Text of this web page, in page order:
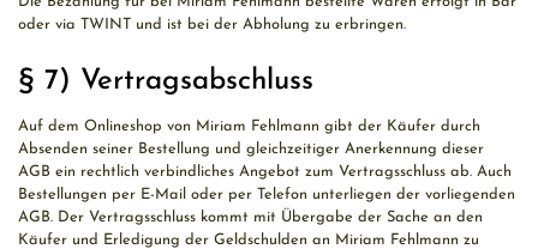
oder via TWINT und ist bei der Abholung zu erbringen.
§ 7) Vertragsabschluss
Auf dem Onlineshop von Miriam Fehlmann gibt der Käufer durch
Absenden seiner Bestellung und gleichzeitiger Anerkennung dieser
AGB ein rechtlich verbindliches Angebot zum Vertragsschluss ab. Auch
Bestellungen per E-Mail oder per Telefon unterliegen der vorliegenden
AGB. Der Vertragsschluss kommt mit Übergabe der Sache an den
Käufer und Erledigung der Geldschulden an Miriam Fehlmann zu